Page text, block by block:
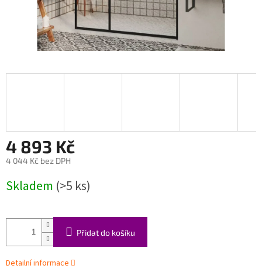
4 893 Kč
4 044 Kč bez DPH
cena:
Skladem (>5 ks)
Přidat do košíku
Detailní informace